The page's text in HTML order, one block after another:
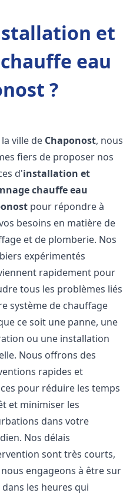
et
eau
?
ville de Chaponost, nous
fiers de proposer nos
d'installation et
chauffe eau
pour répondre à
besoins en matière de
et de plomberie. Nos
expérimentés
rapidement pour
tous les problèmes liés
système de chauffage
ce soit une panne, une
ou une installation
Nous offrons des
rapides et
pour réduire les temps
et minimiser les
dans votre
Nos délais
sont très courts,
engageons à être sur
dans les heures qui